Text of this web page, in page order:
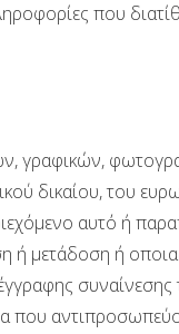
που
γραφικών,
δικαίου, του
αυτό ή
ή μετάδοση ή
συναίνεσης
που